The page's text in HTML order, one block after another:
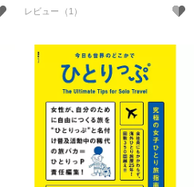
レビュー（1）